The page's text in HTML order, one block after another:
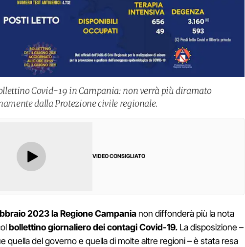
Covid-19 in Campania: non verrà più diramato
dalla Protezione civile regionale.
VIDEO CONSIGLIATO
2023 la Regione Campania non diffonderà più la nota
bollettino giornaliero dei contagi Covid-19. La disposizione –
quella del governo e quella di molte altre regioni – è stata resa